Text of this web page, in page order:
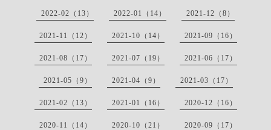
2022-02（13） 2022-01（14） 2021-12（8）
2021-11（12） 2021-10（14） 2021-09（16）
2021-08（17） 2021-07（19） 2021-06（17）
2021-05（9） 2021-04（9） 2021-03（17）
2021-02（13） 2021-01（16） 2020-12（16）
2020-11（14） 2020-10（21） 2020-09（17）